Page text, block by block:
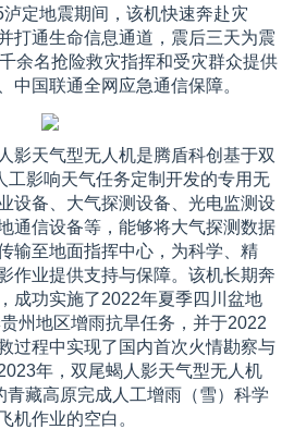
定地震期间，该机快速奔赴灾
打通生命信息通道，震后三天为震
余名抢险救灾指挥和受灾群众提供
中国联通全网应急通信保障。
影天气型无人机是腾盾科创基于双
工影响天气任务定制开发的专用无
设备、大气探测设备、光电监测设
通信设备等，能够将大气探测数据
输至地面指挥中心，为科学、精
作业提供支持与保障。该机长期奔
成功实施了2022年夏季四川盆地
州地区增雨抗旱任务，并于2022
过程中实现了国内首次火情勘察与
年，双尾蝎人影天气型无人机
青藏高原完成人工增雨（雪）科学
机作业的空白。